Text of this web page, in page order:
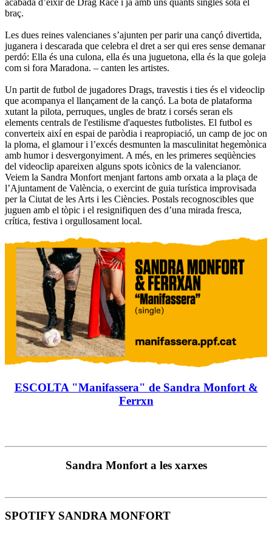
braç.
Les dues reines valencianes s’ajunten per parir una cançó divertida,
juganera i descarada que celebra el dret a ser qui eres sense demanar
perdó: Ella és una culona, ella és una juguetona, ella és la que goleja
com si fora Maradona. – canten les artistes.
Un partit de futbol de jugadores Drags, travestis i ties és el videoclip
que acompanya el llançament de la cançó. La bota de plataforma
xutant la pilota, perruques, ungles de bratz i corsés seran els
elements centrals de l'estilisme d'aquestes futbolistes. El futbol es
converteix així en espai de paròdia i reapropiació, un camp de joc on
la ploma, el glamour i l’excés desmunten la masculinitat hegemònica
amb humor i desvergonyiment. A més, en les primeres seqüències
del videoclip apareixen alguns spots icònics de la valencianor.
Veiem la Sandra Monfort menjant fartons amb orxata a la plaça de
l’Ajuntament de València, o exercint de guia turística improvisada
per la Ciutat de les Arts i les Ciències. Postals recognoscibles que
juguen amb el tòpic i el resignifiquen des d’una mirada fresca,
crítica, festiva i orgullosament local.
ESCOLTA "Manifassera" de Sandra Monfort &
Ferrxn
Sandra Monfort a les xarxes
SPOTIFY SANDRA MONFORT